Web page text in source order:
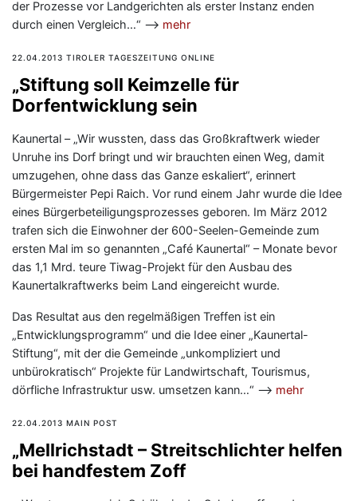
der Prozesse vor Landgerichten als erster Instanz enden
durch einen Vergleich…“ —> mehr
22.04.2013 TIROLER TAGESZEITUNG ONLINE
„Stiftung soll Keimzelle für
Dorfentwicklung sein
Kaunertal – „Wir wussten, dass das Großkraftwerk wieder
Unruhe ins Dorf bringt und wir brauchten einen Weg, damit
umzugehen, ohne dass das Ganze eskaliert“, erinnert
Bürgermeister Pepi Raich. Vor rund einem Jahr wurde die Idee
eines Bürgerbeteiligungsprozesses geboren. Im März 2012
trafen sich die Einwohner der 600-Seelen-Gemeinde zum
ersten Mal im so genannten „Café Kaunertal“ – Monate bevor
das 1,1 Mrd. teure Tiwag-Projekt für den Ausbau des
Kaunertalkraftwerks beim Land eingereicht wurde.
Das Resultat aus den regelmäßigen Treffen ist ein
„Entwicklungsprogramm“ und die Idee einer „Kaunertal-
Stiftung“, mit der die Gemeinde „unkompliziert und
unbürokratisch“ Projekte für Landwirtschaft, Tourismus,
dörfliche Infrastruktur usw. umsetzen kann…“ —> mehr
22.04.2013 MAIN POST
„Mellrichstadt – Streitschlichter helfen
bei handfestem Zoff